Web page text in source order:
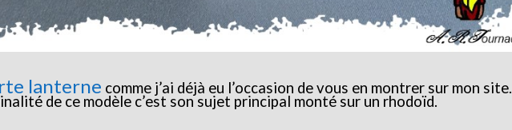
lanterne comme j’ai déjà eu l’occasion de vous en montrer sur mon site.
de ce modèle c’est son sujet principal monté sur un rhodoïd.